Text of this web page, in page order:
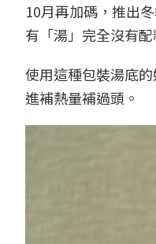
10月再加碼，推出
有「湯」完全沒有
使用這種包裝湯底
進補熱量補過頭。